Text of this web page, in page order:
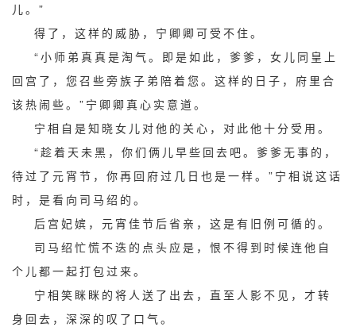
儿。”
得了，这样的威胁，宁卿卿可受不住。
“小师弟真真是淘气。即是如此，爹爹，女儿同皇上
回宫了，您召些旁族子弟陪着您。这样的日子，府里合
该热闹些。”宁卿卿真心实意道。
宁相自是知晓女儿对他的关心，对此他十分受用。
“趁着天未黑，你们俩儿早些回去吧。爹爹无事的，
待过了元宵节，你再回府过几日也是一样。”宁相说这话
时，是看向司马绍的。
后宫妃嫔，元宵佳节后省亲，这是有旧例可循的。
司马绍忙慌不迭的点头应是，恨不得到时候连他自
个儿都一起打包过来。
宁相笑眯眯的将人送了出去，直至人影不见，才转
身回去，深深的叹了口气。